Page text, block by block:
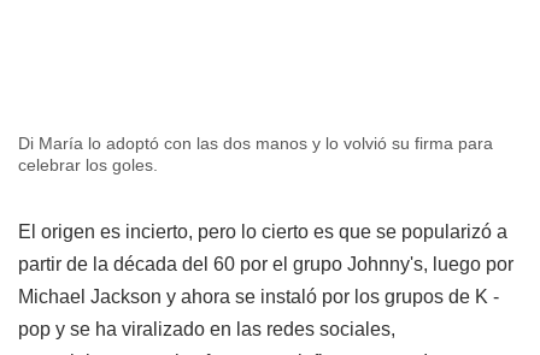
Di María lo adoptó con las dos manos y lo volvió su firma para
celebrar los goles.
El origen es incierto, pero lo cierto es que se popularizó a
partir de la década del 60 por el grupo Johnny's, luego por
Michael Jackson y ahora se instaló por los grupos de K -
pop y se ha viralizado en las redes sociales,